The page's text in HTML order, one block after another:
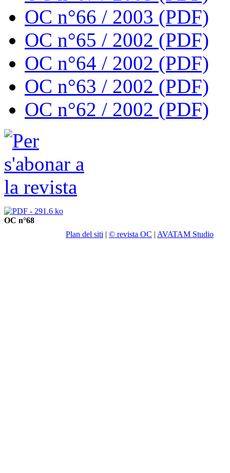
OC n°66 / 2003 (PDF)
OC n°65 / 2002 (PDF)
OC n°64 / 2002 (PDF)
OC n°63 / 2002 (PDF)
OC n°62 / 2002 (PDF)
OC n°68
Plan del siti | © revista OC | AVATAM Studio